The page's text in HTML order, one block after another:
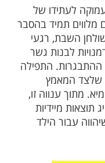
היא השיעור
הדקויות
כעס או
יחפש את
נחמה ושמחה
עם
לחקות את